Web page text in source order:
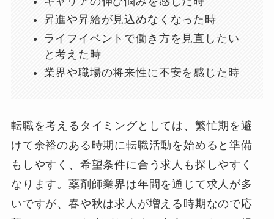
昇進や昇給が見込めなくなった時
ライフイベントで働き方を見直したい
と考えた時
業界や職場の将来性に不安を感じた時
転職を考えるタイミングとしては、繁忙期を避
けて余裕のある時期に転職活動を始めると準備
もしやすく、希望条件に合う求人も探しやすく
なります。薬剤師業界は年間を通じて求人が多
いですが、春や秋は求人が増える時期なので応